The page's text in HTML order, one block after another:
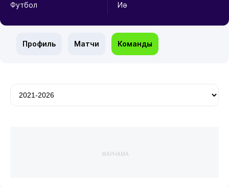
Футбол Иә
Профиль Матчи Команды
ЖАРНАМА